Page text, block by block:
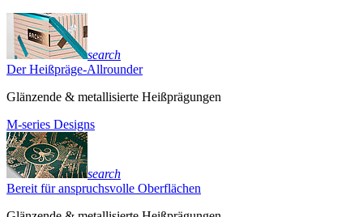
search
Der Heißpräge-Allrounder
Glänzende & metallisierte Heißprägungen
M-series Designs
search
Bereit für anspruchsvolle Oberflächen